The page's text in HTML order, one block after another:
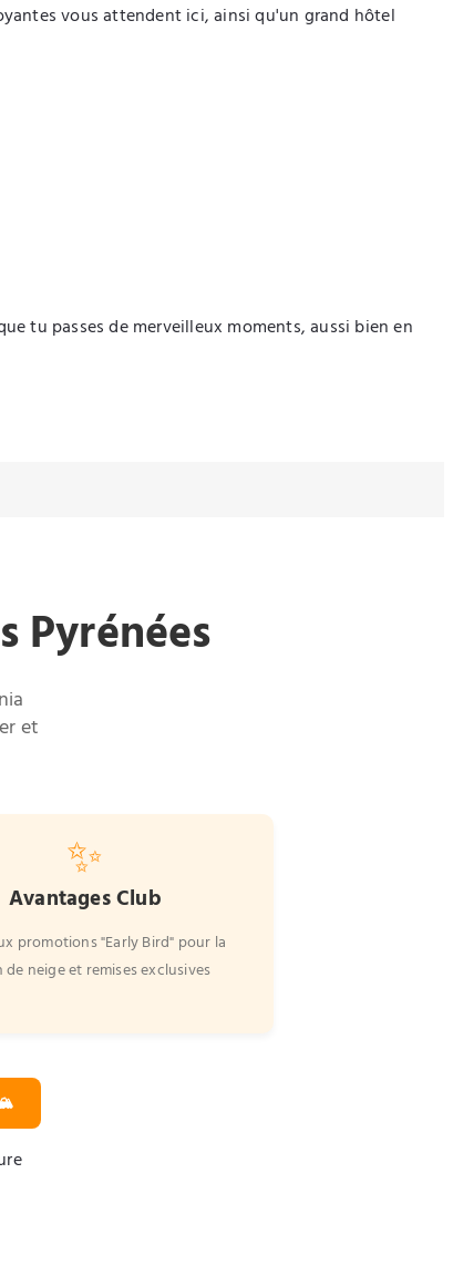
vous attendent ici, ainsi qu'un grand hôtel
tu passes de merveilleux moments, aussi bien en
Pyrénées
et
✨
Avantages Club
promotions "Early Bird" pour la
de neige et remises exclusives
🏔️